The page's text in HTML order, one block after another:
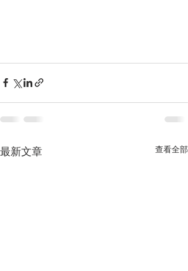
最新文章 查看全部